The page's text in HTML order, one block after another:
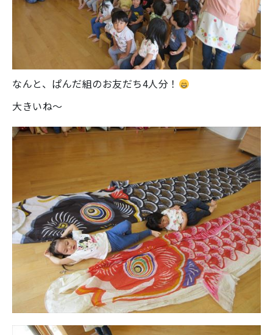
なんと、ぱんだ組のお友だち4人分！
大きいね～